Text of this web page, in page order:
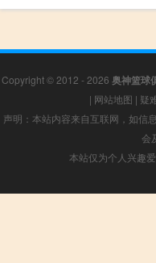
Copyright © 2012 - 2026 奥神篮球
| 网站地图 | 疑
声明：本站内容来自互联网，如信
会
本站仅为个人兴趣